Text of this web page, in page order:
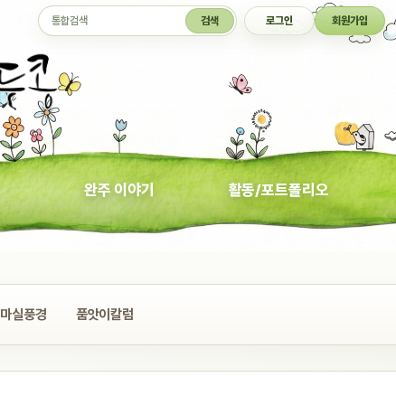
통합검색 검색 로그인 회원가입
완주 이야기 활동/포트폴리오
마실풍경 품앗이칼럼